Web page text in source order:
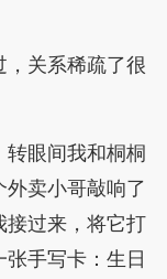
，关系稀疏了很
眼间我和桐桐
卖小哥敲响了
接过来，将它打
手写卡：生日